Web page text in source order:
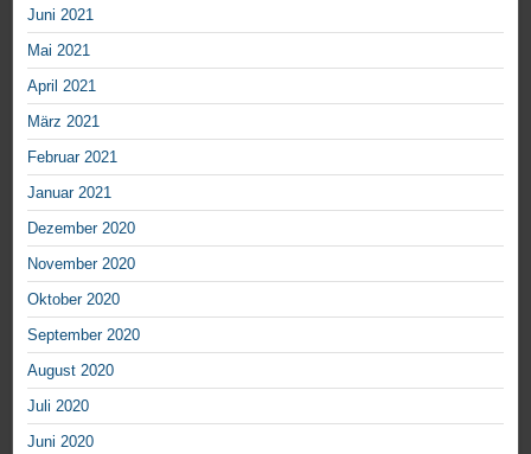
Juni 2021
Mai 2021
April 2021
März 2021
Februar 2021
Januar 2021
Dezember 2020
November 2020
Oktober 2020
September 2020
August 2020
Juli 2020
Juni 2020